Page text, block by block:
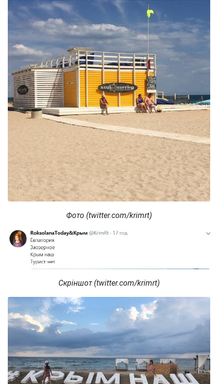
Фото (twitter.com/krimrt)
Скріншот (twitter.com/krimrt)